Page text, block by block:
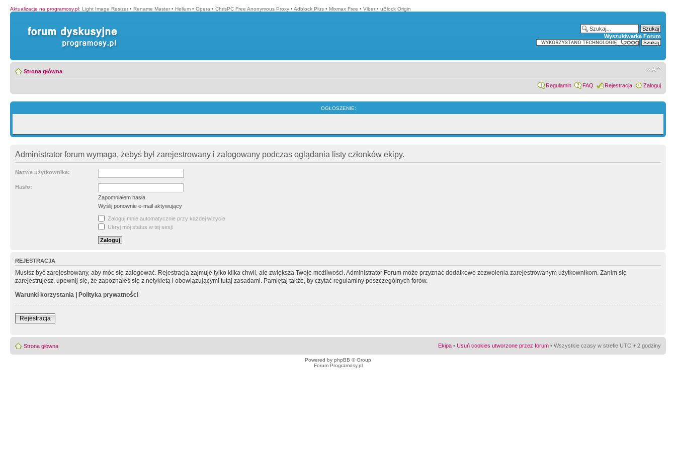
Aktualizacje na programosy.pl: Light Image Resizer • Rename Master • Helium • Opera • ChrisPC Free Anonymous Proxy • Adblock Plus • Mixmax Free • Viber • uBlock Origin
Wyszukiwarka Forum
Strona główna
Regulamin FAQ Rejestracja Zaloguj
OGŁOSZENIE:
Administrator forum wymaga, żebyś był zarejestrowany i zalogowany podczas oglądania listy członków ekipy.
Nazwa użytkownika:
Hasło:
Zapomniałem hasła
Wyślij ponownie e-mail aktywujący
Zaloguj mnie automatycznie przy każdej wizycie
Ukryj mój status w tej sesji
REJESTRACJA
Musisz być zarejestrowany, aby móc się zalogować. Rejestracja zajmuje tylko kilka chwil, ale zwiększa Twoje możliwości. Administrator Forum może przyznać dodatkowe zezwolenia zarejestrowanym użytkownikom. Zanim się
zarejestrujesz, upewnij się, że zapoznałeś się z netykietą i obowiązującymi tutaj zasadami. Pamiętaj także, by czytać regulaminy poszczególnych forów.
Warunki korzystania | Polityka prywatności
Rejestracja
Strona główna Ekipa • Usuń cookies utworzone przez forum • Wszystkie czasy w strefie UTC + 2 godziny
Powered by phpBB © Group
Forum Programosy.pl